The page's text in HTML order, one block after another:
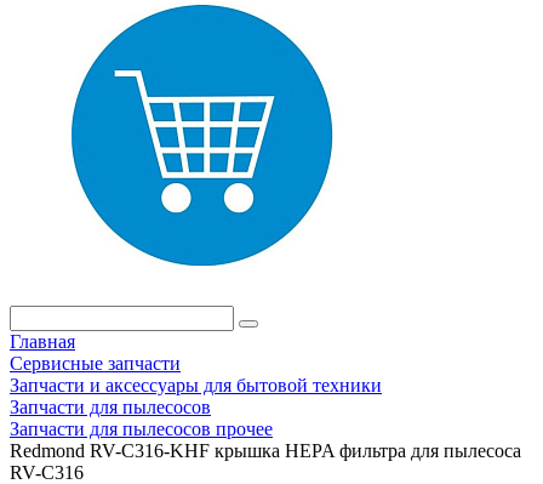
Главная
Сервисные запчасти
Запчасти и аксессуары для бытовой техники
Запчасти для пылесосов
Запчасти для пылесосов прочее
Redmond RV-C316-KHF крышка HEPA фильтра для пылесоса
RV-С316